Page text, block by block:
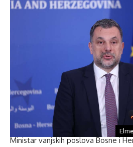
Ministar vanjskih poslova Bosne i